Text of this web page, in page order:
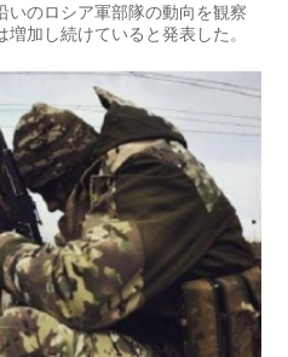
いのロシア軍部隊の動向を観察
加し続けていると発表した。